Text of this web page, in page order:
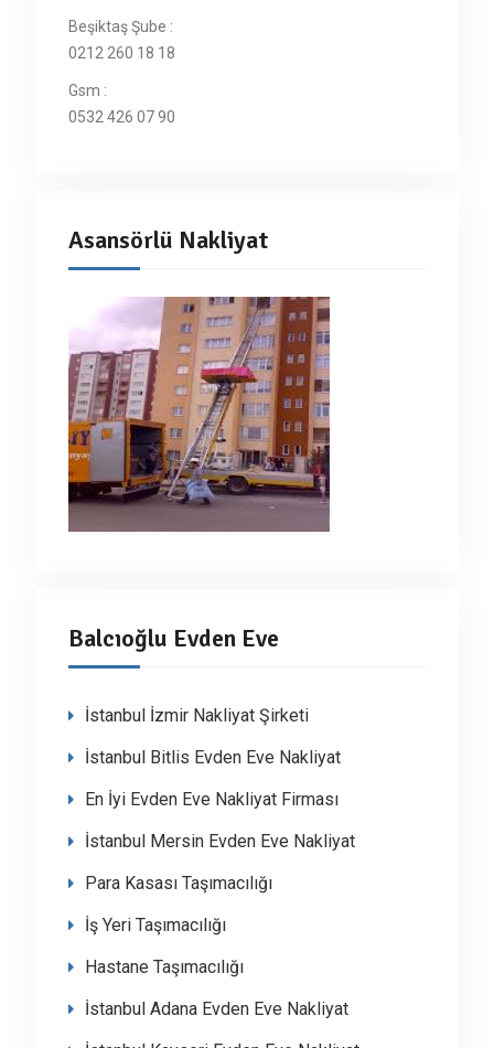
Beşiktaş Şube :
0212 260 18 18
Gsm :
0532 426 07 90
Asansörlü Nakliyat
Balcıoğlu Evden Eve
İstanbul İzmir Nakliyat Şirketi
İstanbul Bitlis Evden Eve Nakliyat
En İyi Evden Eve Nakliyat Firması
İstanbul Mersin Evden Eve Nakliyat
Para Kasası Taşımacılığı
İş Yeri Taşımacılığı
Hastane Taşımacılığı
İstanbul Adana Evden Eve Nakliyat